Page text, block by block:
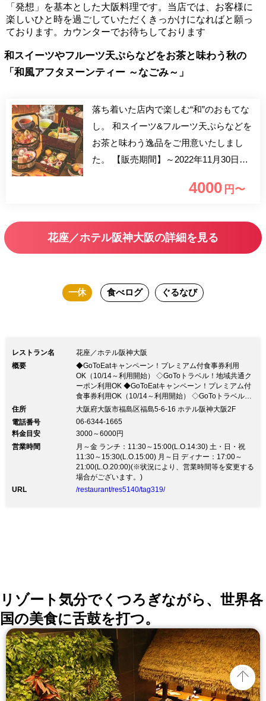
「発想」を基本とした大阪料理です。当店では、お客様に
楽しいひと時を過ごしていただくきっかけになればと願っ
ております。カウンターでお待ちしております
和スイーツやフルーツ天ぷらなどをお茶と味わう秋の
「和風アフタヌーンティー ～なごみ～」
落ち着いた店内で楽しむ“和”のおもてな
し。 和スイーツ&フルーツ天ぷらなどを
お茶と味わう逸品をご用意いたしまし
た。 【販売期間】～2022年11月30日
00（L.O.） ※ご利用の前日12：00まで
4000 円〜
花座／ホテル阪神大阪の詳細を見る
一休 食べログ ぐるなび
レストラン名
花座／ホテル阪神大阪
概要
◆GoToEatキャンペーン！プレミアム付食事券利用
OK（10/14～利用開始） ◇GoToトラベル！地域共通ク
ーポン利用OK ◆GoToEatキャンペーン！プレミアム付
食事券利用OK（10/14～利用開始） ◇GoToトラベル！
地域共通クーポン利用OK四季折々の食材を使った会席
直営「花座」 シェフが手がける日本料理を個室でゆっ
たりと堪能 ◆大小3つの優美な個室は4名様から最大14
名様までご利用可能 結納・顔合わせなどハレの日の会
食から 記念日、誕生日、長寿のお祝いにも ◆おすすめ
ランチ！旬の食材を味わえる＜花座会席＞→特別料金
5,500円 ◆女子会・接待利用にもおすすめのディナーコ
ースも充実 ディナー限定＜花座会席＞人気の黒毛和牛
住所
大阪府大阪市福島区福島5-6-16 ホテル阪神大阪2F
電話番号
06-6344-1665
料金目安
3000～6000円
営業時間
月～金 ランチ：11:30～15:00(L.O.14:30) 土・日・祝
11:30～15:30(L.O.15:00) 月～日 ディナー：17:00～
21:00(L.O.20:00)(※状況により、営業時間等を変更する
場合がございます。)
URL
/restaurant/res5140/tag319/
リゾート気分でくつろぎながら、世界各
国の美食に舌鼓を打つ。
top